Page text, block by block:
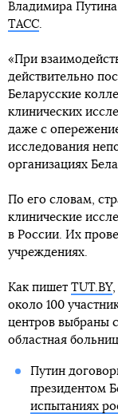
Владимира Путина
ТАСС.
«При
действительно
Беларусские
клинических
даже с
исследования
организациях
По его словам,
клинические
в России. Их
учреждениях.
Как пишет TUT.BY
около 100
центров выбраны
областная
Путин
президентом
испытаниях